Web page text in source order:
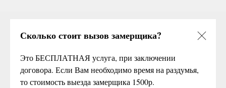
Сколько стоит вызов замерщика?
Это БЕСПЛАТНАЯ услуга, при заключении
договора. Если Вам необходимо время на раздумья,
то стоимость выезда замерщика 1500р.